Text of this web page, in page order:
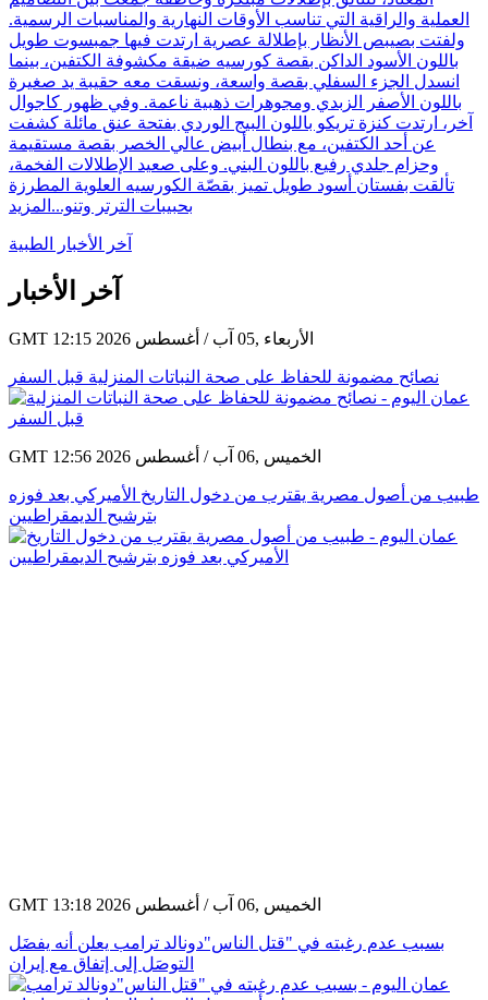
أبهرت النجمة اللبنانية كارمن بصيبص الجمهور مؤخراً بأحدث ظهور
لها، حيث اعتمدت قصة الشعر القصير متخلية عن شعرها الطويل
المعتاد، لتتألق بإطلالات مبتكرة وخاطفة جمعت بين التصاميم
العملية والراقية التي تناسب الأوقات النهارية والمناسبات الرسمية.
ولفتت بصيبص الأنظار بإطلالة عصرية ارتدت فيها جمبسوت طويل
باللون الأسود الداكن بقصة كورسيه ضيقة مكشوفة الكتفين، بينما
انسدل الجزء السفلي بقصة واسعة، ونسقت معه حقيبة يد صغيرة
باللون الأصفر الزبدي ومجوهرات ذهبية ناعمة. وفي ظهور كاجوال
آخر، ارتدت كنزة تريكو باللون البيج الوردي بفتحة عنق مائلة كشفت
عن أحد الكتفين، مع بنطال أبيض عالي الخصر بقصة مستقيمة
وحزام جلدي رفيع باللون البني. وعلى صعيد الإطلالات الفخمة،
تألقت بفستان أسود طويل تميز بقصّة الكورسيه العلوية المطرزة
بحبيبات الترتر وتنو...المزيد
آخر الأخبار الطبية
آخر الأخبار
GMT 12:15 2026 الأربعاء ,05 آب / أغسطس
نصائح مضمونة للحفاظ على صحة النباتات المنزلية قبل السفر
GMT 12:56 2026 الخميس ,06 آب / أغسطس
طبيب من أصول مصرية يقترب من دخول التاريخ الأميركي بعد فوزه
بترشيح الديمقراطيين
GMT 13:18 2026 الخميس ,06 آب / أغسطس
بسبب عدم رغبته في "قتل الناس"دونالد ترامب يعلن أنه يفضَل